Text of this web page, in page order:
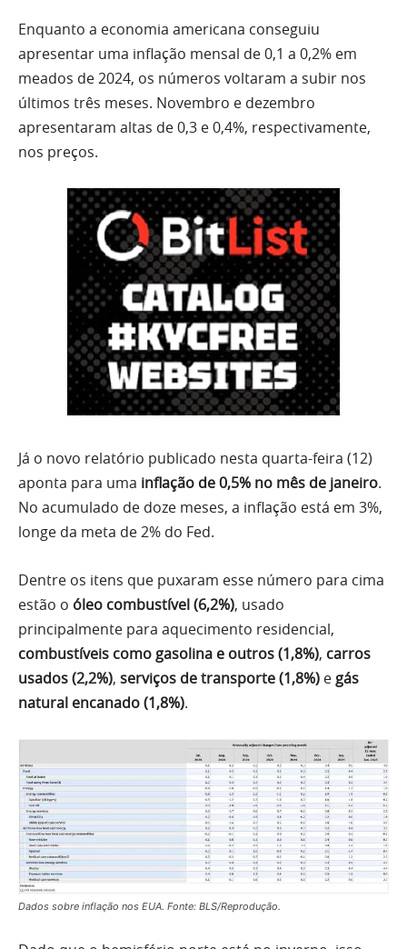
Enquanto a economia americana conseguiu
apresentar uma inflação mensal de 0,1 a 0,2% em
meados de 2024, os números voltaram a subir nos
últimos três meses. Novembro e dezembro
apresentaram altas de 0,3 e 0,4%, respectivamente,
nos preços.
Já o novo relatório publicado nesta quarta-feira (12)
aponta para uma inflação de 0,5% no mês de janeiro.
No acumulado de doze meses, a inflação está em 3%,
longe da meta de 2% do Fed.
Dentre os itens que puxaram esse número para cima
estão o óleo combustível (6,2%), usado
principalmente para aquecimento residencial,
combustíveis como gasolina e outros (1,8%), carros
usados (2,2%), serviços de transporte (1,8%) e gás
natural encanado (1,8%).
Dados sobre inflação nos EUA. Fonte: BLS/Reprodução.